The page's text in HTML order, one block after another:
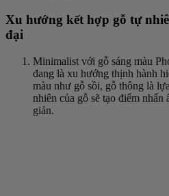
Xu hướng kết hợp gỗ tự
đại
Minimalist với gỗ sáng màu
đang là xu hướng thịnh hành
màu như gỗ sồi, gỗ thông là
nhiên của gỗ sẽ tạo điểm
giản.